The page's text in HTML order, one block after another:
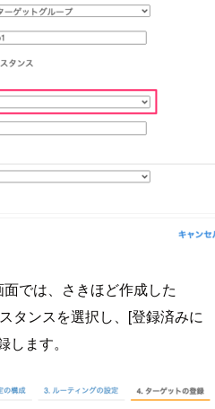
では、さきほど作成した
タンスを選択し、[登録済みに
ます。